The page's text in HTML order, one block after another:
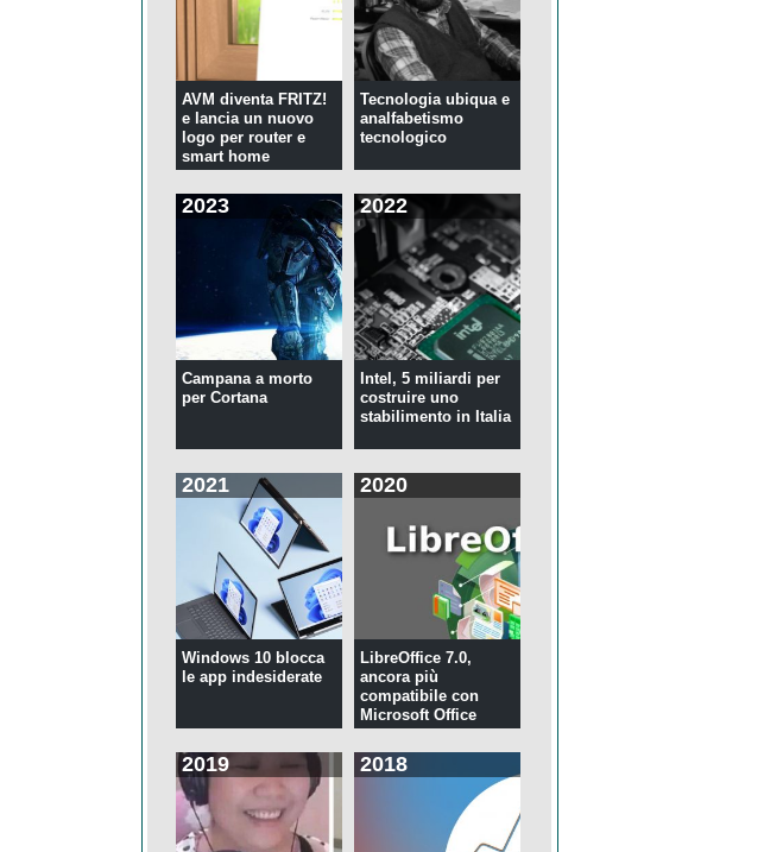
AVM diventa FRITZ!
e lancia un nuovo
logo per router e
smart home
Tecnologia ubiqua e
analfabetismo
tecnologico
2023
Campana a morto
per Cortana
2022
Intel, 5 miliardi per
costruire uno
stabilimento in Italia
2021
Windows 10 blocca
le app indesiderate
2020
LibreOffice 7.0,
ancora più
compatibile con
Microsoft Office
2019 2018